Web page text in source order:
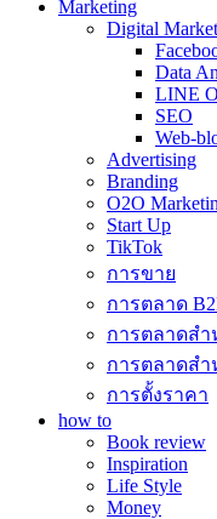
Marketing
Digital
Data
LINE
SEO
Web-
Advertising
Branding
O2O
Start Up
TikTok
การขาย
การตลาด
การตลาดส
การตลาดส
การตั้งราคา
how to
Book review
Inspiration
Life Style
Money